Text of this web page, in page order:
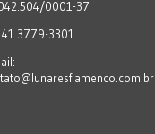
0001-37
41 3779-3301